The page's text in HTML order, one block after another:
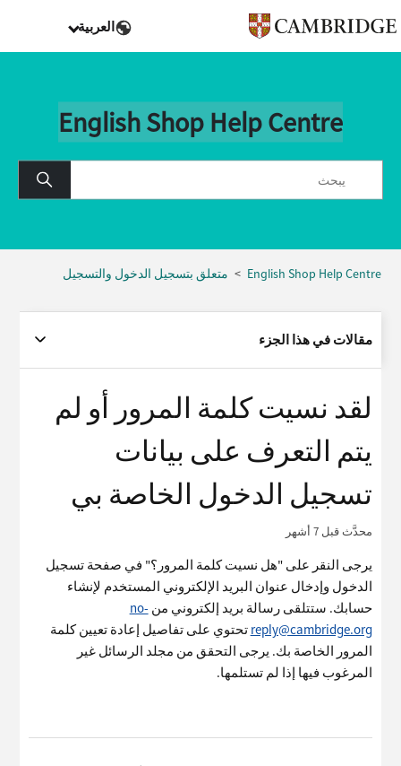
العربية
English Shop Help Centre
English Shop Help Centre متعلق بتسجيل الدخول والتسجيل
مقالات في هذا الجزء
لقد نسيت كلمة المرور أو لم
يتم التعرف على بيانات
تسجيل الدخول الخاصة بي
محدَّثقبل 7 أشهر
يرجى النقر على "هل نسيت كلمة المرور؟" في صفحة تسجيل
الدخول وإدخال عنوان البريد الإلكتروني المستخدم لإنشاء
حسابك. ستتلقى رسالة بريد إلكتروني من no-
reply@cambridge.org تحتوي على تفاصيل إعادة تعيين كلمة
المرور الخاصة بك. يرجى التحقق من مجلد الرسائل غير
المرغوب فيها إذا لم تستلمها.